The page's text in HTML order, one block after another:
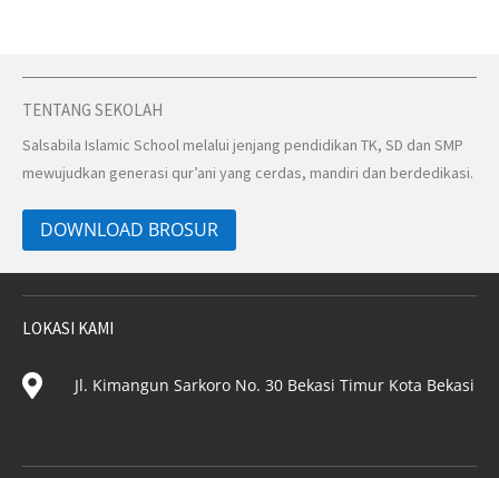
TENTANG SEKOLAH
Salsabila Islamic School melalui jenjang pendidikan TK, SD dan SMP
mewujudkan generasi qur’ani yang cerdas, mandiri dan berdedikasi.
DOWNLOAD BROSUR
LOKASI KAMI
 Jl. Kimangun Sarkoro No. 30 Bekasi Timur Kota Bekasi